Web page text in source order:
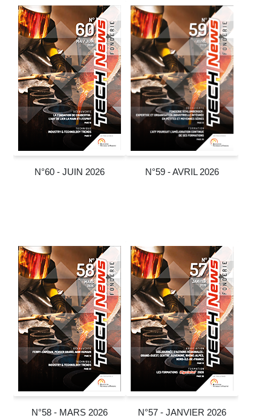
N°60 - JUIN 2026 N°59 - AVRIL 2026
N°58 - MARS 2026 N°57 - JANVIER 2026